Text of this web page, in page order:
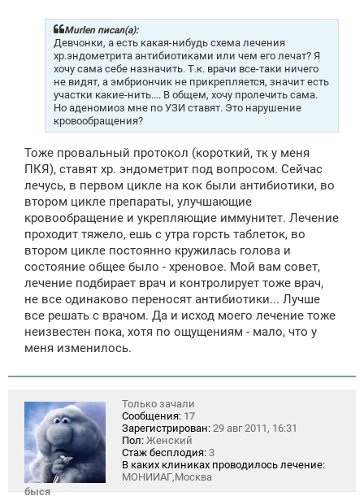
Murlen писал(а):
Девчонки, а есть какая-нибудь схема лечения
хр.эндометрита антибиотиками или чем его лечат? Я
хочу сама себе назначить. Т.к. врачи все-таки ничего
не видят, а эмбриончик не прикрепляется, значит есть
участки какие-нить.... В общем, хочу пролечить сама.
Но аденомиоз мне по УЗИ ставят. Это нарушение
кровообращения?
Тоже провальный протокол (короткий, тк у меня
ПКЯ), ставят хр. эндометрит под вопросом. Сейчас
лечусь, в первом цикле на кок были антибиотики, во
втором цикле препараты, улучшающие
кровообращение и укрепляющие иммунитет. Лечение
проходит тяжело, ешь с утра горсть таблеток, во
втором цикле постоянно кружилась голова и
состояние общее было - хреновое. Мой вам совет,
лечение подбирает врач и контролирует тоже врач,
не все одинаково переносят антибиотики... Лучше
все решать с врачом. Да и исход моего лечение тоже
неизвестен пока, хотя по ощущениям - мало, что у
меня изменилось.
быся
Только зачали
Сообщения: 17
Зарегистрирован: 29 авг 2011, 16:31
Пол: Женский
Стаж бесплодия: 3
В каких клиниках проводилось лечение:
МОНИИАГ,Москва